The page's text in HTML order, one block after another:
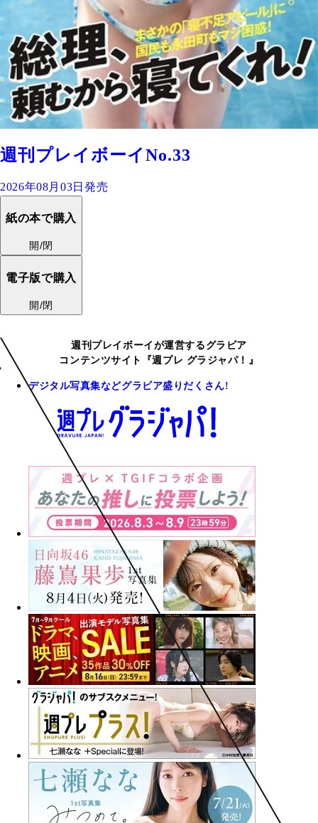
週刊プレイボーイNo.33
2026年08月03日発売
紙の本で購入
開/閉
電子版で購入
開/閉
週刊プレイボーイが運営するグラビア
コンテンツサイト『週プレ グラジャパ！』
デジタル写真集などグラビア盛りだくさん!